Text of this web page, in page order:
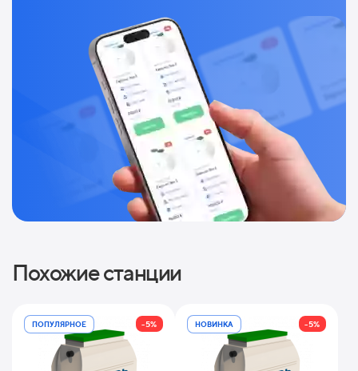
Похожие станции
ПОПУЛЯРНОЕ -5% НОВИНКА -5%